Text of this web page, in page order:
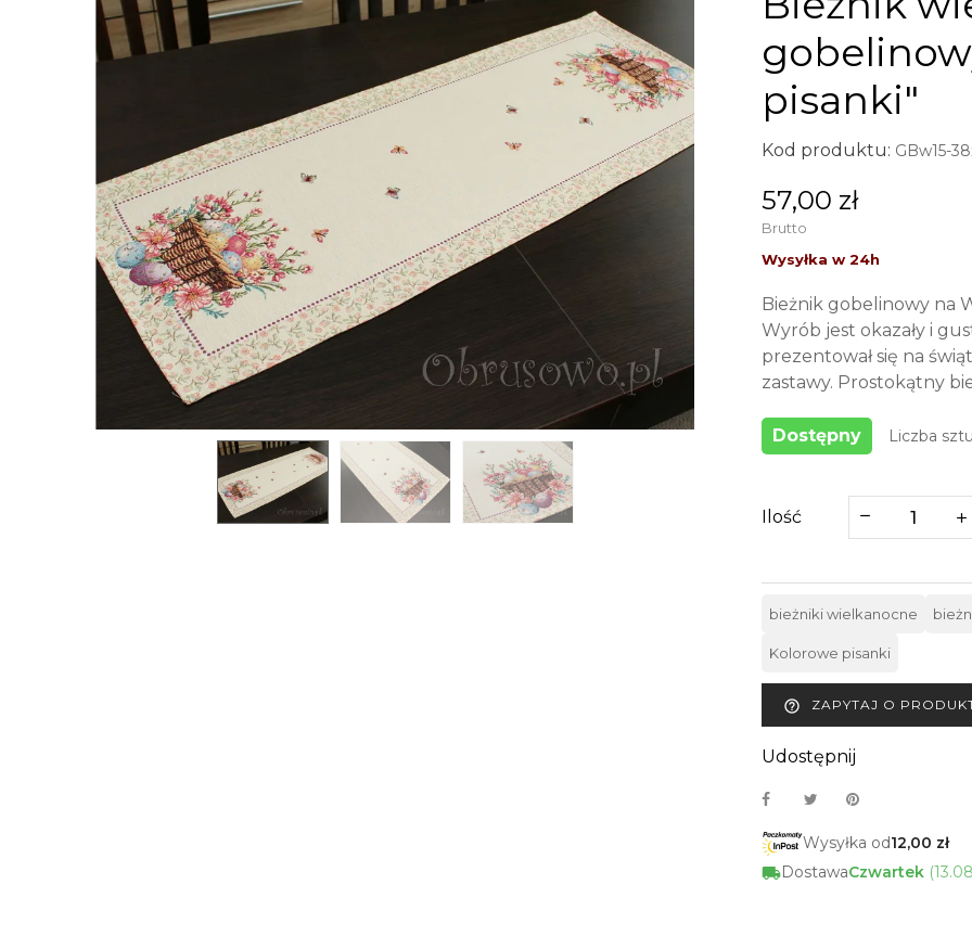
pisanki"
Kod produktu: GBw15-
57,00 zł
Brutto
Bieżnik gobelinowy na
Wyrób jest okazały i
prezentował się na
zastawy. Prostokątny
Dostępny Liczba
Ilość
bieżniki wielkanocne
Kolorowe pisanki
help_outline ZAPYTAJ O
Udostępnij
Wysyłka od12,00 zł
DostawaCzwartek